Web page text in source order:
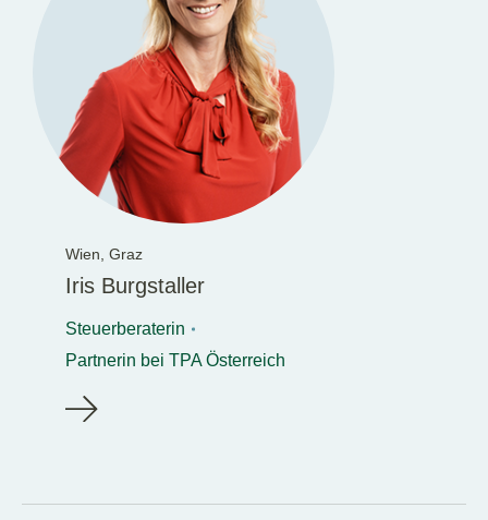
Wien, Graz
Iris Burgstaller
Steuerberaterin
Partnerin bei TPA Österreich